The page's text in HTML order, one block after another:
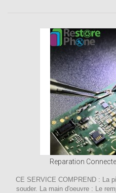
Reparation
CE SERVICE COMPREND : La
souder. La main d'oeuvre : Le